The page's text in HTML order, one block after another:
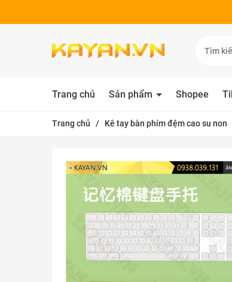
Trang chủ Sản phẩm Shopee
Trang chủ / Kê tay bàn phím đệm cao su non